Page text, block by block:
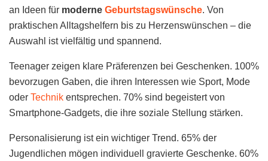
an Ideen für moderne Geburtstagswünsche. Von
praktischen Alltagshelfern bis zu Herzenswünschen – die
Auswahl ist vielfältig und spannend.
Teenager zeigen klare Präferenzen bei Geschenken. 100%
bevorzugen Gaben, die ihren Interessen wie Sport, Mode
oder Technik entsprechen. 70% sind begeistert von
Smartphone-Gadgets, die ihre soziale Stellung stärken.
Personalisierung ist ein wichtiger Trend. 65% der
Jugendlichen mögen individuell gravierte Geschenke. 60%